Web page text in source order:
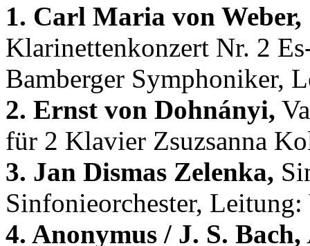
1. Carl Maria von Weber,
Klarinettenkonzert Nr. 2
Bamberger Symphoniker,
2. Ernst von Dohnányi,
für 2 Klavier Zsuzsanna
3. Jan Dismas Zelenka,
Sinfonieorchester,
4. Anonymus / J. S. Bach,